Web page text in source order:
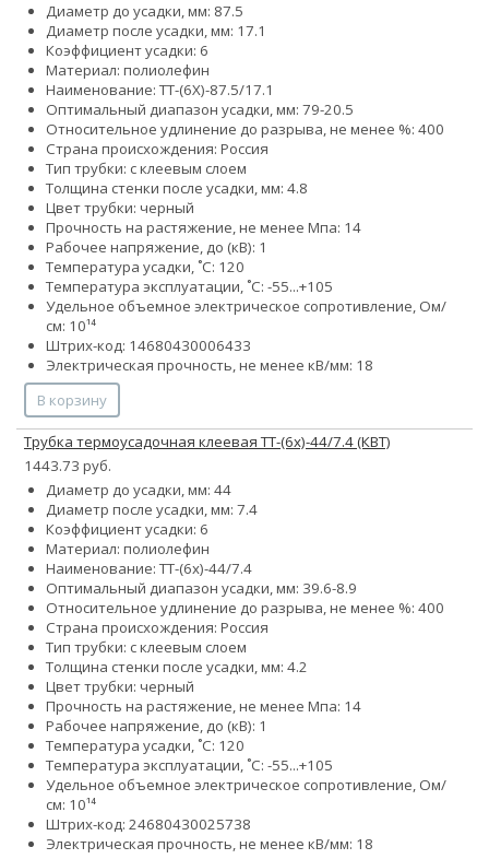
Диаметр до усадки, мм: 87.5
Диаметр после усадки, мм: 17.1
Коэффициент усадки: 6
Материал: полиолефин
Наименование: ТТ-(6Х)-87.5/17.1
Оптимальный диапазон усадки, мм: 79-20.5
Относительное удлинение до разрыва, не менее %: 400
Страна происхождения: Россия
Тип трубки: с клеевым слоем
Толщина стенки после усадки, мм: 4.8
Цвет трубки: черный
Прочность на растяжение, не менее Мпа: 14
Рабочее напряжение, до (кВ): 1
Температура усадки, ˚С: 120
Температура эксплуатации, ˚С: -55...+105
Удельное объемное электрическое сопротивление, Ом/
см: 10¹⁴
Штрих-код: 14680430006433
Электрическая прочность, не менее кВ/мм: 18
В корзину
Трубка термоусадочная клеевая ТТ-(6х)-44/7.4 (КВТ)
1443.73 руб.
Диаметр до усадки, мм: 44
Диаметр после усадки, мм: 7.4
Коэффициент усадки: 6
Материал: полиолефин
Наименование: ТТ-(6х)-44/7.4
Оптимальный диапазон усадки, мм: 39.6-8.9
Относительное удлинение до разрыва, не менее %: 400
Страна происхождения: Россия
Тип трубки: с клеевым слоем
Толщина стенки после усадки, мм: 4.2
Цвет трубки: черный
Прочность на растяжение, не менее Мпа: 14
Рабочее напряжение, до (кВ): 1
Температура усадки, ˚С: 120
Температура эксплуатации, ˚С: -55...+105
Удельное объемное электрическое сопротивление, Ом/
см: 10¹⁴
Штрих-код: 24680430025738
Электрическая прочность, не менее кВ/мм: 18